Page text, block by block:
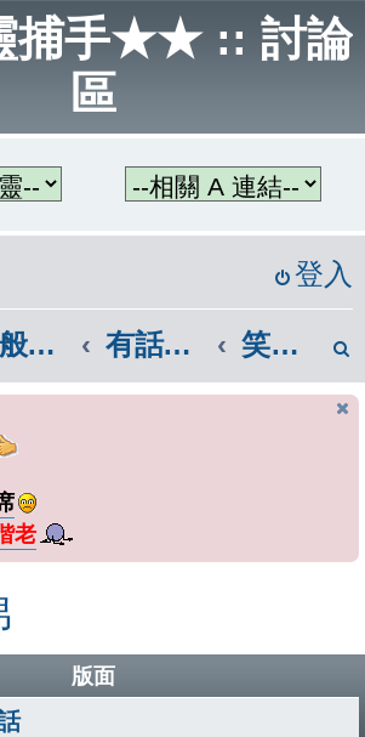
手★★ :: 討論
區
登入
一般話題區 有話大聲說 笑話集錦
老
版面